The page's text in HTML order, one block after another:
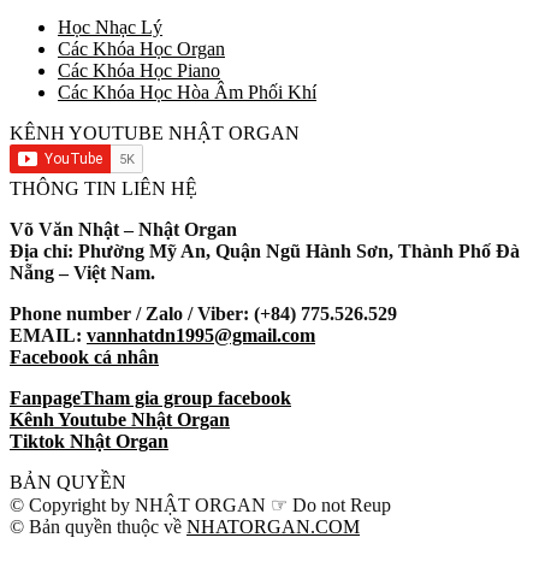
Học Nhạc Lý
Các Khóa Học Organ
Các Khóa Học Piano
Các Khóa Học Hòa Âm Phối Khí
KÊNH YOUTUBE NHẬT ORGAN
THÔNG TIN LIÊN HỆ
Võ Văn Nhật – Nhật Organ
Địa chỉ: Phường Mỹ An, Quận Ngũ Hành Sơn, Thành Phố Đà
Nẵng – Việt Nam.
Phone number / Zalo / Viber: (+84) 775.526.529
EMAIL: vannhatdn1995@gmail.com
Facebook cá nhân
FanpageTham gia group facebook
Kênh Youtube Nhật Organ
Tiktok Nhật Organ
BẢN QUYỀN
© Copyright by NHẬT ORGAN ☞ Do not Reup
© Bản quyền thuộc về NHATORGAN.COM